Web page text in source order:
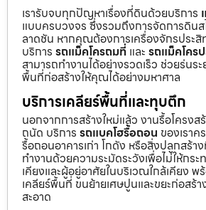
เรารับจบทุกปัญหาเรื่องที่ดินด้วยบริการ
แบบครบวงจร ซึ่งรวมถึงการจัดการดิน
ลาดชัน หากคุณต้องการเครื่องจักรประสิ
บริการ รถแม็คโครถมที่ และ รถแม็คโคร
สามารถทำงานได้อย่างรวดเร็ว ช่วยร่นระ
พื้นที่ก่อสร้างให้คุณได้อย่างมหาศาล
บริการเคลียร์พื้นที่และทุบตึก
นอกจากการสร้างใหม่แล้ว งานรื้อโครงส
ถนัด บริการ รถแบคโฮรื้อถอน ของเรา
รื้อถอนอาคารเก่า โกดัง หรือสิ่งปลูกสร้าง
ทำงานด้วยความระมัดระวังเพื่อไม่ให้กร
เคียงและผู้อยู่อาศัยในบริเวณใกล้เคียง
เคลียร์พื้นที่ ขนย้ายเศษปูนและขยะก่อสร้
สะอาด